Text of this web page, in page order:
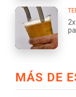
MÁS DE